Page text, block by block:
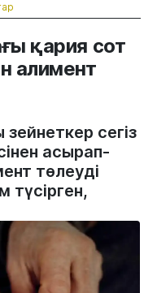
қария сот
алимент
сегіз
асырап-
төлеуді
түсірген,